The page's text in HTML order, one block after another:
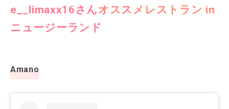
e__limaxx16さんオススメレストラン in
ニュージーランド
Amano